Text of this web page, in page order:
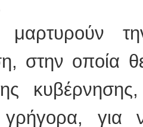
μαρτυρούν
στην οποία
γρήγορα,